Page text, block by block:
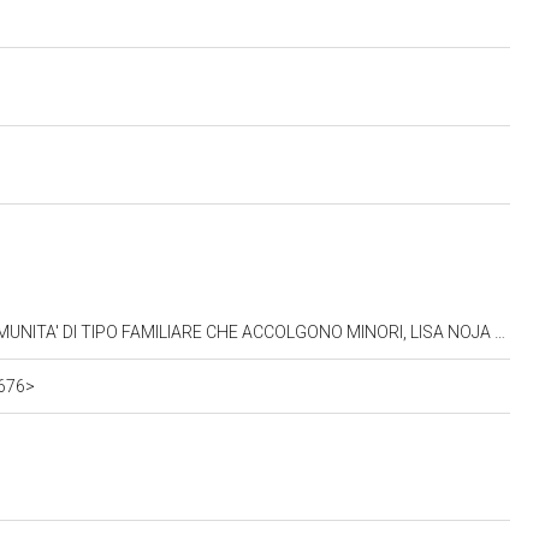
CHE ACCOLGONO MINORI, LISA NOJA (27.05.2021-12.10.2022)